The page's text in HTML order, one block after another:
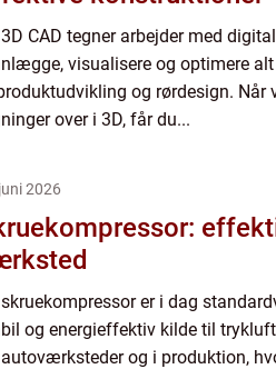
3D CAD tegner arbejder med
visualisere og optimere
og rørdesign. Når
over i 3D, får du...
2026
skruekompressor er i dag
og energieffektiv kilde til
og i produktion,